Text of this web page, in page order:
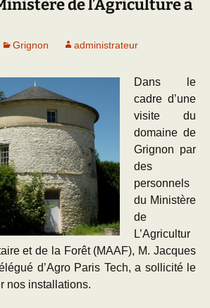
de l’Agriculture à
Grignon administrateur
Dans le
cadre d’une
visite du
domaine de
Grignon par
des
personnels
du Ministère
de
L’Agricultur
et de la Forêt (MAAF), M. Jacques
d’Agro Paris Tech, a sollicité le
nos installations.